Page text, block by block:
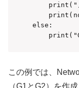
print("
else:
この例では、
（G1とG2）を作